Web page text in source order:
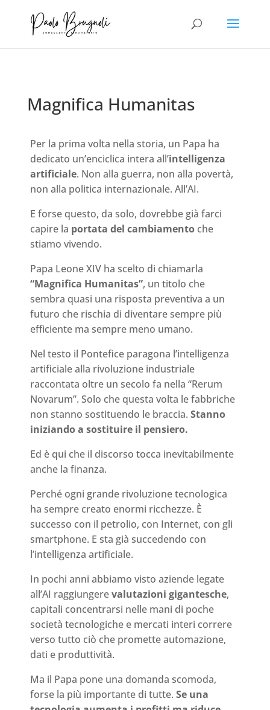
Magnifica Humanitas
Per la prima volta nella storia, un Papa ha
dedicato un’enciclica intera all’intelligenza
artificiale. Non alla guerra, non alla povertà,
non alla politica internazionale. All’AI.
E forse questo, da solo, dovrebbe già farci
capire la portata del cambiamentoche
stiamo vivendo.
Papa Leone XIV ha scelto di chiamarla
“Magnifica Humanitas”, un titolo che
sembra quasi una risposta preventiva a un
futuro che rischia di diventare sempre più
efficiente ma sempre meno umano.
Nel testo il Pontefice paragona l’intelligenza
artificiale alla rivoluzione industriale
raccontata oltre un secolo fa nella “Rerum
Novarum”. Solo che questa volta le fabbriche
non stanno sostituendo le braccia. Stanno
iniziando a sostituire il pensiero.
Ed è qui che il discorso tocca inevitabilmente
anche la finanza.
Perché ogni grande rivoluzione tecnologica
ha sempre creato enormi ricchezze. È
successo con il petrolio, con Internet, con gli
smartphone. E sta già succedendo con
l’intelligenza artificiale.
In pochi anni abbiamo visto aziende legate
all’AI raggiungerevalutazioni gigantesche,
capitali concentrarsi nelle mani di poche
società tecnologiche e mercati interi correre
verso tutto ciò che promette automazione,
dati e produttività.
Ma il Papa pone una domanda scomoda,
forse la più importante di tutte. Se una